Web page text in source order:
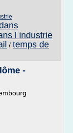
l industrie
/ temps de
-